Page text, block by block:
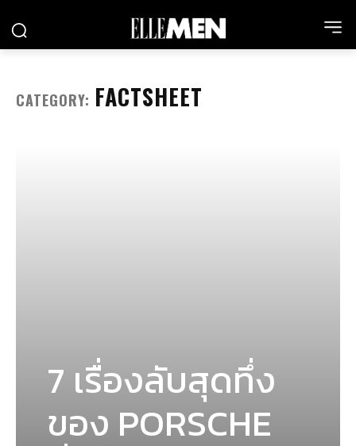
CATEGORY: FACTSHEET
7 เรื่องลับสุดทึ่ง
ของ PORSCHE